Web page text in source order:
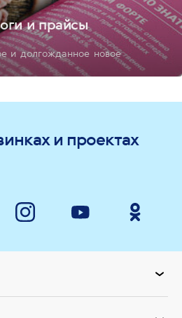
и прайсы
и долгожданное новое
и проектах